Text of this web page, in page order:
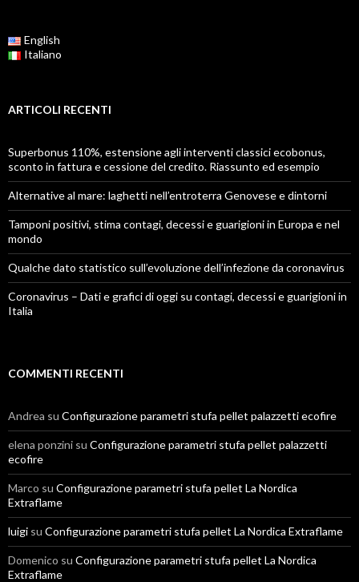
English
Italiano
ARTICOLI RECENTI
Superbonus 110%, estensione agli interventi classici ecobonus,
sconto in fattura e cessione del credito. Riassunto ed esempio
Alternative al mare: laghetti nell’entroterra Genovese e dintorni
Tamponi positivi, stima contagi, decessi e guarigioni in Europa e nel
mondo
Qualche dato statistico sull’evoluzione dell’infezione da coronavirus
Coronavirus – Dati e grafici di oggi su contagi, decessi e guarigioni in
Italia
COMMENTI RECENTI
Andrea su Configurazione parametri stufa pellet palazzetti ecofire
elena ponzini su Configurazione parametri stufa pellet palazzetti
ecofire
Marco su Configurazione parametri stufa pellet La Nordica
Extraflame
luigi su Configurazione parametri stufa pellet La Nordica Extraflame
Domenico su Configurazione parametri stufa pellet La Nordica
Extraflame